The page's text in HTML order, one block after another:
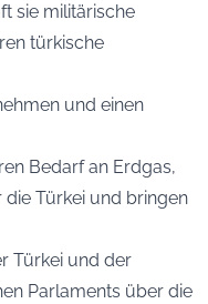
sie militärische
türkische
und einen
Bedarf an Erdgas,
Türkei und bringen
Türkei und der
Parlaments über die